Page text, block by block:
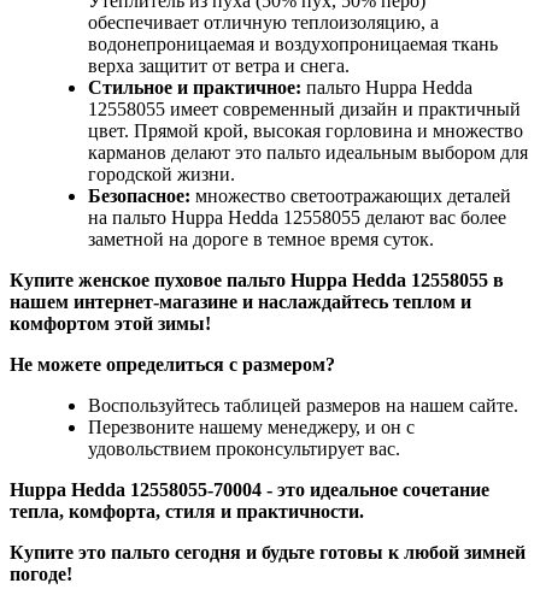
обеспечивает отличную теплоизоляцию, а
водонепроницаемая и воздухопроницаемая ткань
верха защитит от ветра и снега.
Стильное и практичное: пальто Huppa Hedda
12558055 имеет современный дизайн и практичный
цвет. Прямой крой, высокая горловина и множество
карманов делают это пальто идеальным выбором для
городской жизни.
Безопасное: множество светоотражающих деталей
на пальто Huppa Hedda 12558055 делают вас более
заметной на дороге в темное время суток.
Купите женское пуховое пальто Huppa Hedda 12558055 в
нашем интернет-магазине и наслаждайтесь теплом и
комфортом этой зимы!
Не можете определиться с размером?
Воспользуйтесь таблицей размеров на нашем сайте.
Перезвоните нашему менеджеру, и он с
удовольствием проконсультирует вас.
Huppa Hedda 12558055-70004 - это идеальное сочетание
тепла, комфорта, стиля и практичности.
Купите это пальто сегодня и будьте готовы к любой зимней
погоде!